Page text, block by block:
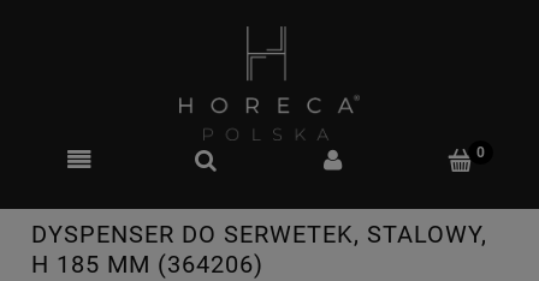
DYSPENSER DO SERWETEK, STALOWY,
H 185 MM (364206)